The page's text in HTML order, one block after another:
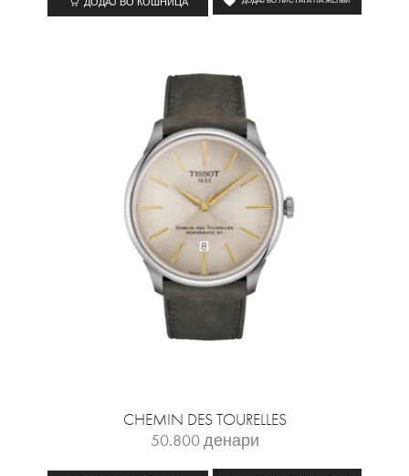
CHEMIN DES TOURELLES
50.800денари